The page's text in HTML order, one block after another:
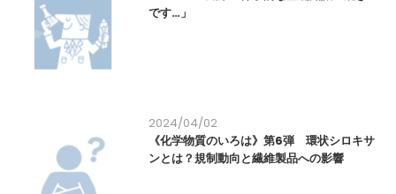
です…」
2024/04/02
《化学物質のいろは》第6弾 環状シロキサ
ンとは？規制動向と繊維製品への影響